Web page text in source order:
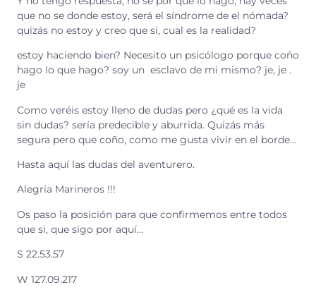
que no se donde estoy, será el síndrome de el nómada?
quizás no estoy y creo que si, cual es la realidad?
estoy haciendo bien? Necesito un psicólogo porque coño
hago lo que hago? soy un esclavo de mi mismo? je, je .
je
Como veréis estoy lleno de dudas pero ¿qué es la vida
sin dudas? sería predecible y aburrida. Quizás más
segura pero que coño, como me gusta vivir en el borde…
Hasta aquí las dudas del aventurero.
Alegría Marineros !!!
Os paso la posición para que confirmemos entre todos
que si, que sigo por aquí…
S 22.53.57
W 127.09.217